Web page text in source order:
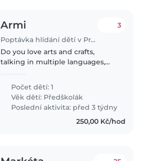
Armi
Poptávka hlídání dětí v Praha
3
Do you love arts and crafts,
talking in multiple languages,
outside? If so, my son would love
to meet you.
Počet dětí: 1
Věk dětí: Předškolák
Poslední aktivita: před 3 týdny
250,00 Kč/hod